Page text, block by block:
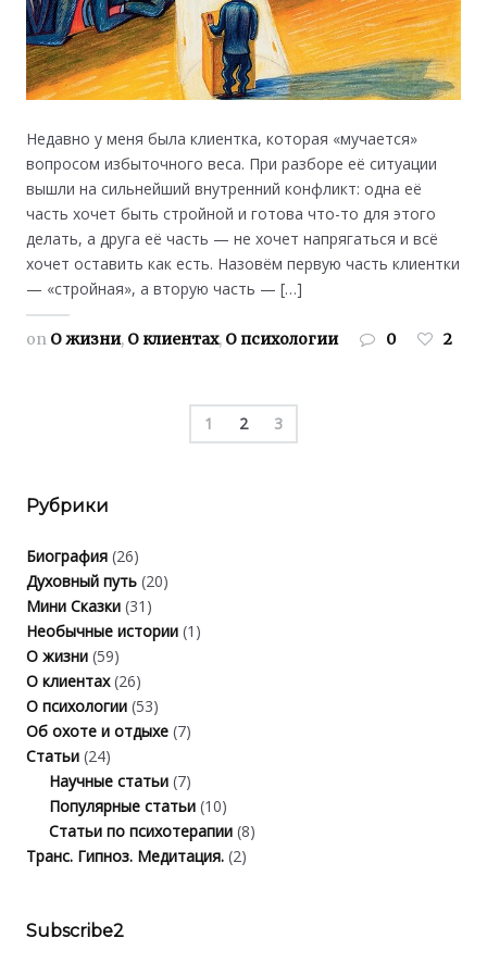
Недавно у меня была клиентка, которая «мучается»
вопросом избыточного веса. При разборе её ситуации
вышли на сильнейший внутренний конфликт: одна её
часть хочет быть стройной и готова что-то для этого
делать, а друга её часть — не хочет напрягаться и всё
хочет оставить как есть. Назовём первую часть клиентки
— «стройная», а вторую часть — […]
on О жизни, О клиентах, О психологии 0 2
1 2 3
Рубрики
Биография (26)
Духовный путь (20)
Мини Сказки (31)
Необычные истории (1)
О жизни (59)
О клиентах(26)
О психологии (53)
Об охоте и отдыхе (7)
Статьи (24)
Научные статьи (7)
Популярные статьи (10)
Статьи по психотерапии (8)
Транс. Гипноз. Медитация. (2)
Subscribe2